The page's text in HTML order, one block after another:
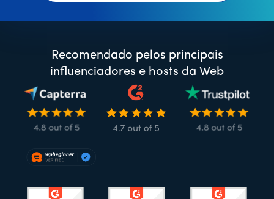
Recomendado pelos principais
influenciadores e hosts da Web